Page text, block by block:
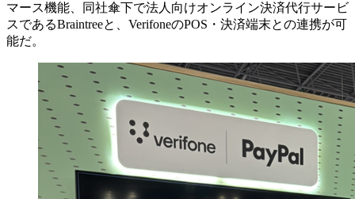
マース機能、同社傘下で法人向けオンライン決済代行サービ
スであるBraintreeと、VerifoneのPOS・決済端末との連携が可
能だ。